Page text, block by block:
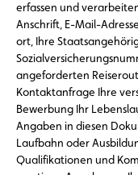
erfassen und
Anschrift, E-Mail-
ort, Ihre
angeforderten
Kontaktanfrage Ihre
Bewerbung Ihr
Angaben in diesen
Laufbahn oder
Qualifikationen und